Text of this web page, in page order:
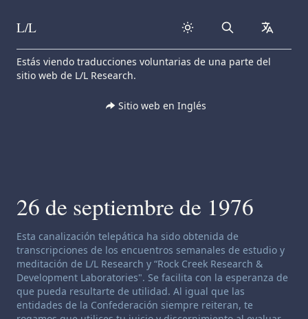
Skip to content
L/L Search
Estás viendo traducciones voluntarias de una parte del
sitio web de L/L Research.
Sitio web en Inglés
26 de septiembre de 1976
Descargo de responsabilidad de canalización:
Esta canalización telepática ha sido obtenida de
transcripciones de los encuentros semanales de estudio y
meditación de L/L Research y “Rock Creek Research &
Development Laboratories". Se facilita con la esperanza de
que pueda resultarte de utilidad. Al igual que las
entidades de la Confederación siempre reiteran, te